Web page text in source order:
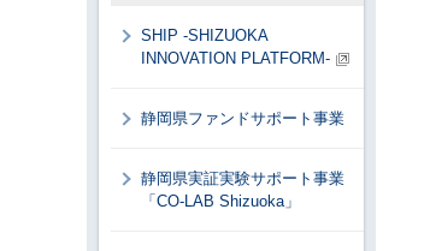
SHIP -SHIZUOKA
INNOVATION PLATFORM-
静岡県ファンドサポート事業
静岡県実証実験サポート事業
「CO-LAB Shizuoka」